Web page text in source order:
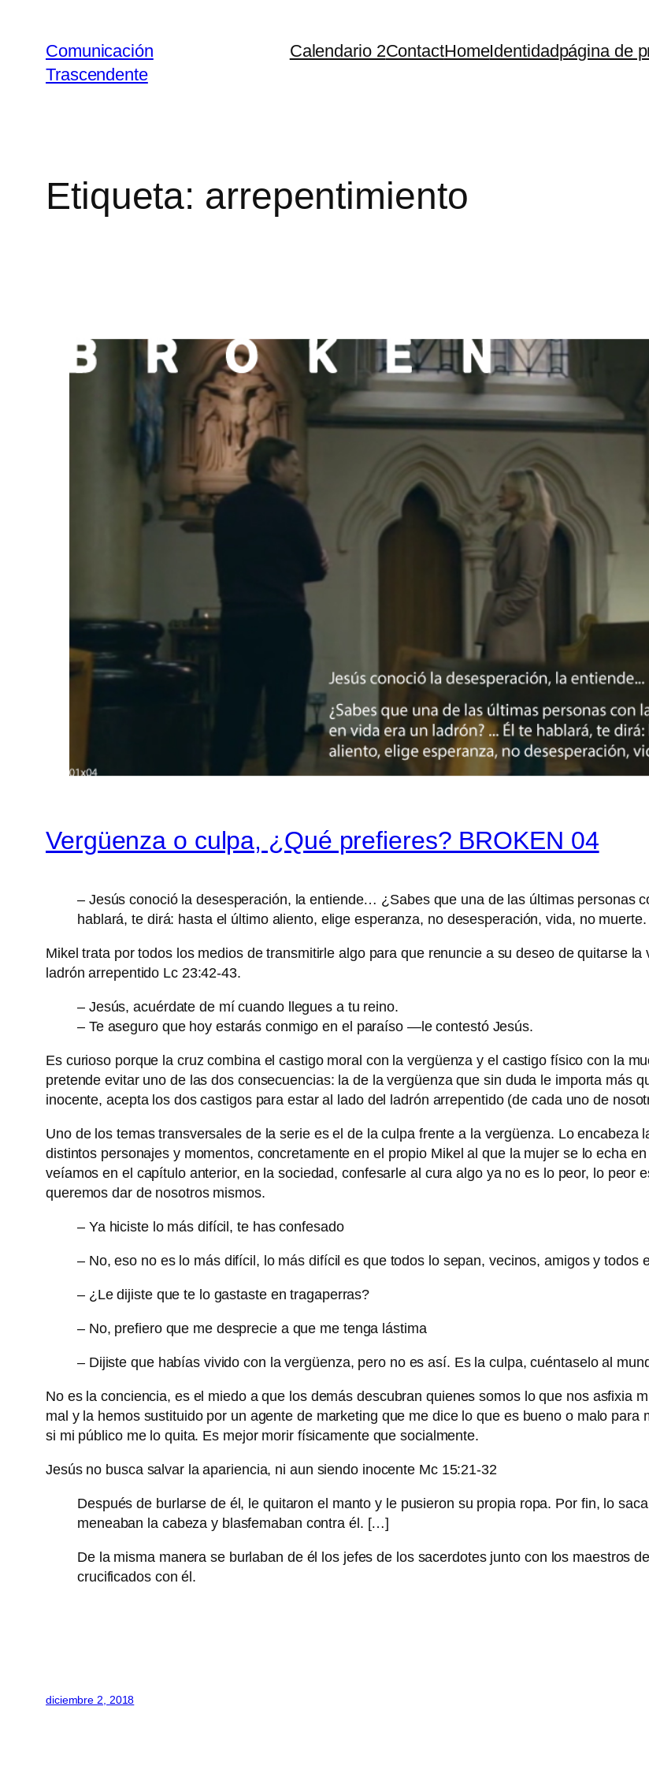
contenido
Comunicación
Trascendente
Calendario 2ContactHomeIdentidadpágina de
Etiqueta: arrepentimiento
Vergüenza o culpa, ¿Qué prefieres? BROKEN 04
– Jesús conoció la desesperación, la entiende… ¿Sabes que una de las últimas personas
hablará, te dirá: hasta el último aliento, elige esperanza, no desesperación, vida, no muerte.
Mikel trata por todos los medios de transmitirle algo para que renuncie a su deseo de quitarse
ladrón arrepentido Lc 23:42-43.
– Jesús, acuérdate de mí cuando llegues a tu reino.
– Te aseguro que hoy estarás conmigo en el paraíso —le contestó Jesús.
Es curioso porque la cruz combina el castigo moral con la vergüenza y el castigo físico con la
pretende evitar uno de las dos consecuencias: la de la vergüenza que sin duda le importa más
inocente, acepta los dos castigos para estar al lado del ladrón arrepentido (de cada uno de
Uno de los temas transversales de la serie es el de la culpa frente a la vergüenza. Lo encabeza
distintos personajes y momentos, concretamente en el propio Mikel al que la mujer se lo echa
veíamos en el capítulo anterior, en la sociedad, confesarle al cura algo ya no es lo peor, lo peor
queremos dar de nosotros mismos.
– Ya hiciste lo más difícil, te has confesado
– No, eso no es lo más difícil, lo más difícil es que todos lo sepan, vecinos, amigos y todos
– ¿Le dijiste que te lo gastaste en tragaperras?
– No, prefiero que me desprecie a que me tenga lástima
– Dijiste que habías vivido con la vergüenza, pero no es así. Es la culpa, cuéntaselo al
No es la conciencia, es el miedo a que los demás descubran quienes somos lo que nos asfixia
mal y la hemos sustituido por un agente de marketing que me dice lo que es bueno o malo
si mi público me lo quita. Es mejor morir físicamente que socialmente.
Jesús no busca salvar la apariencia, ni aun siendo inocente Mc 15:21-32
Después de burlarse de él, le quitaron el manto y le pusieron su propia ropa. Por fin, lo
meneaban la cabeza y blasfemaban contra él. […]
De la misma manera se burlaban de él los jefes de los sacerdotes junto con los maestros
crucificados con él.
diciembre 2, 2018